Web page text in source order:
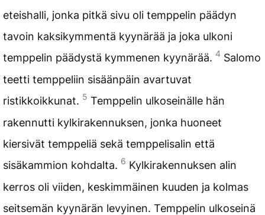
eteishalli, jonka pitkä sivu oli temppelin päädyn
tavoin kaksikymmentä kyynärää ja joka ulkoni
temppelin päädystä kymmenen kyynärää. 4 Salomo
teetti temppeliin sisäänpäin avartuvat
ristikkoikkunat. 5 Temppelin ulkoseinälle hän
rakennutti kylkirakennuksen, jonka huoneet
kiersivät temppeliä sekä temppelisalin että
sisäkammion kohdalta. 6 Kylkirakennuksen alin
kerros oli viiden, keskimmäinen kuuden ja kolmas
seitsemän kyynärän levyinen. Temppelin ulkoseinä